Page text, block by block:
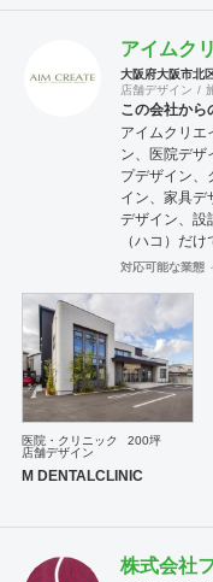
アイムク
大阪府大阪市北
店舗デザイン
この会社から
アイムクリエ
ン、医院デザ
プデザイン、
イン、家具デ
デザイン、設
（ハコ）だ
達も含めクラ
対応可能な業態
医院・クリニック
200坪
店舗デザイン
M DENTALCLINIC
株式会社